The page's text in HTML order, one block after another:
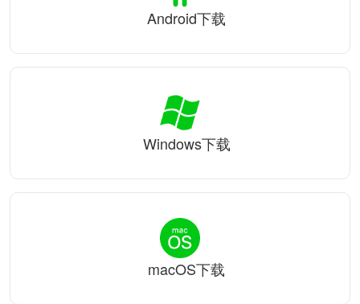
Android下载
Windows下载
macOS下载